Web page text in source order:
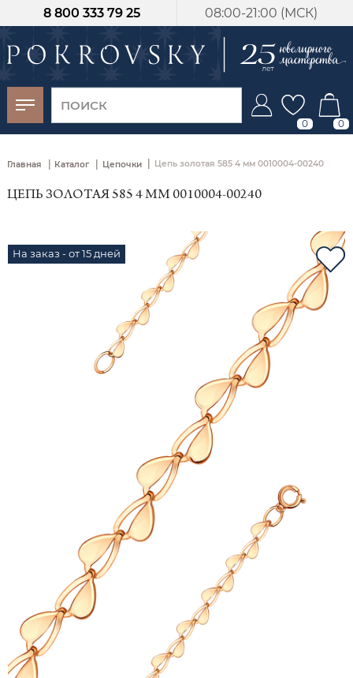
08:00-21:00 (МСК)
8 800 333 79 25
0 0
Главная | Каталог | Цепочки Цепь золотая 585 4 мм 0010004-00240
ЦЕПЬ ЗОЛОТАЯ 585 4 ММ 0010004-00240
На заказ - от 15 дней
-30%
от 15 дней с
момента оплаты